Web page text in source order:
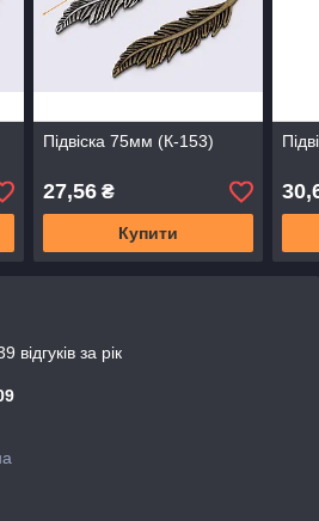
Підвіска 75мм (К-153)
27,56₴
Купити
відгуків за рік